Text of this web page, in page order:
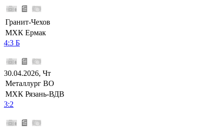
Гранит-Чехов
МХК Ермак
4:3 Б
30.04.2026, Чт
Металлург ВО
МХК Рязань-ВДВ
3:2